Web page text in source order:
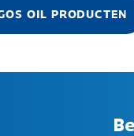
OIL PRODUCTEN